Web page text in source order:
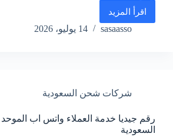
اقرأ المزيد
رقم
موبايلي
السعودية
sasaasso 14 يوليو، 2026
شركات شحن السعودية
رقم جيديا خدمة العملاء واتس اب الموحد
السعودية